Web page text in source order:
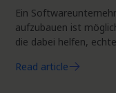
Ein
aufzubauen ist
die dabei helfen,
Read article